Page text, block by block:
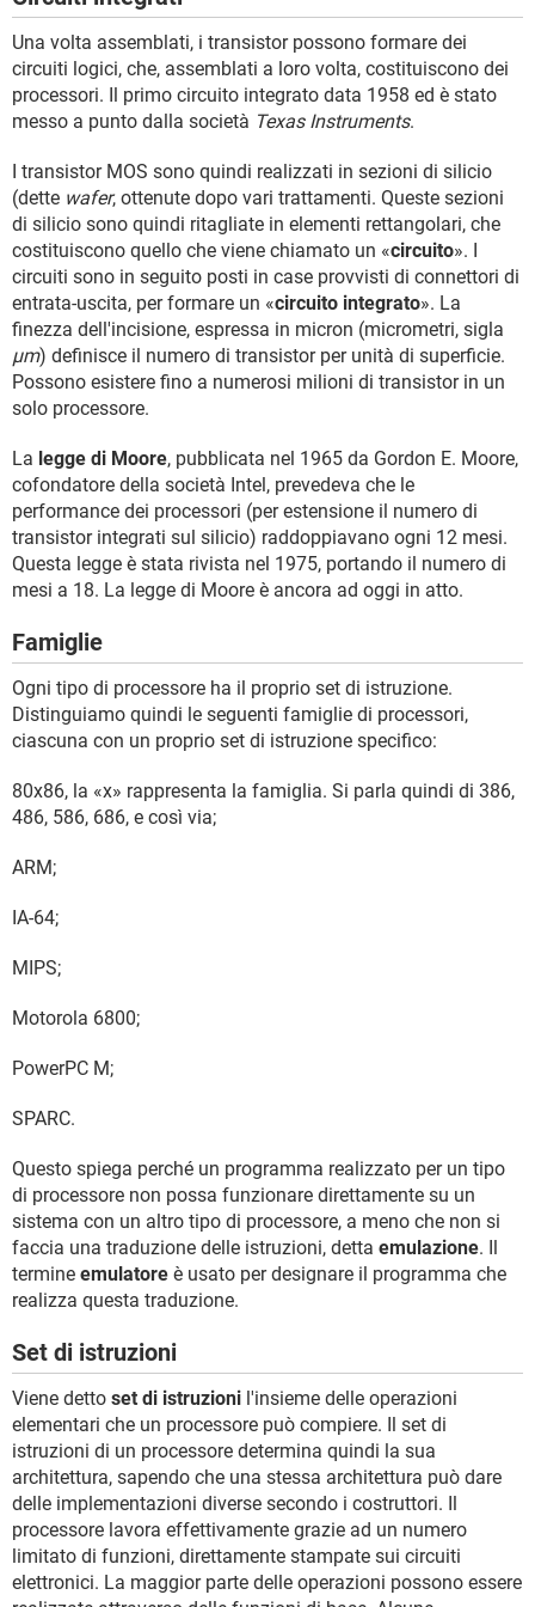
Una volta assemblati, i transistor possono formare dei
circuiti logici, che, assemblati a loro volta, costituiscono dei
processori. Il primo circuito integrato data 1958 ed è stato
messo a punto dalla società Texas Instruments.
I transistor MOS sono quindi realizzati in sezioni di silicio
(dette wafer, ottenute dopo vari trattamenti. Queste sezioni
di silicio sono quindi ritagliate in elementi rettangolari, che
costituiscono quello che viene chiamato un «circuito». I
circuiti sono in seguito posti in case provvisti di connettori di
entrata-uscita, per formare un «circuito integrato». La
finezza dell'incisione, espressa in micron (micrometri, sigla
µm) definisce il numero di transistor per unità di superficie.
Possono esistere fino a numerosi milioni di transistor in un
solo processore.
La legge di Moore, pubblicata nel 1965 da Gordon E. Moore,
cofondatore della società Intel, prevedeva che le
performance dei processori (per estensione il numero di
transistor integrati sul silicio) raddoppiavano ogni 12 mesi.
Questa legge è stata rivista nel 1975, portando il numero di
mesi a 18. La legge di Moore è ancora ad oggi in atto.
Famiglie
Ogni tipo di processore ha il proprio set di istruzione.
Distinguiamo quindi le seguenti famiglie di processori,
ciascuna con un proprio set di istruzione specifico:
80x86, la «x» rappresenta la famiglia. Si parla quindi di 386,
486, 586, 686, e così via;
ARM;
IA-64;
MIPS;
Motorola 6800;
PowerPC M;
SPARC.
Questo spiega perché un programma realizzato per un tipo
di processore non possa funzionare direttamente su un
sistema con un altro tipo di processore, a meno che non si
faccia una traduzione delle istruzioni, detta emulazione. Il
termine emulatore è usato per designare il programma che
realizza questa traduzione.
Set di istruzioni
Viene detto set di istruzioni l'insieme delle operazioni
elementari che un processore può compiere. Il set di
istruzioni di un processore determina quindi la sua
architettura, sapendo che una stessa architettura può dare
delle implementazioni diverse secondo i costruttori. Il
processore lavora effettivamente grazie ad un numero
limitato di funzioni, direttamente stampate sui circuiti
elettronici. La maggior parte delle operazioni possono essere